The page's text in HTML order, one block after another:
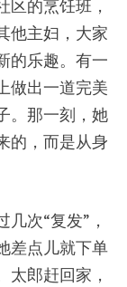
的烹饪班，
他主妇，大家
的乐趣。有一
做出一道完美
。那一刻，她
的，而是从身
次“复发”，
差点儿就下单
太郎赶回家，